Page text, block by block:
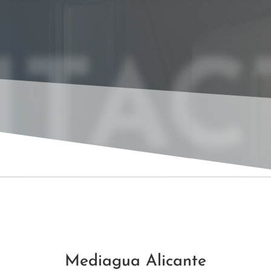
Mediagua Alicante